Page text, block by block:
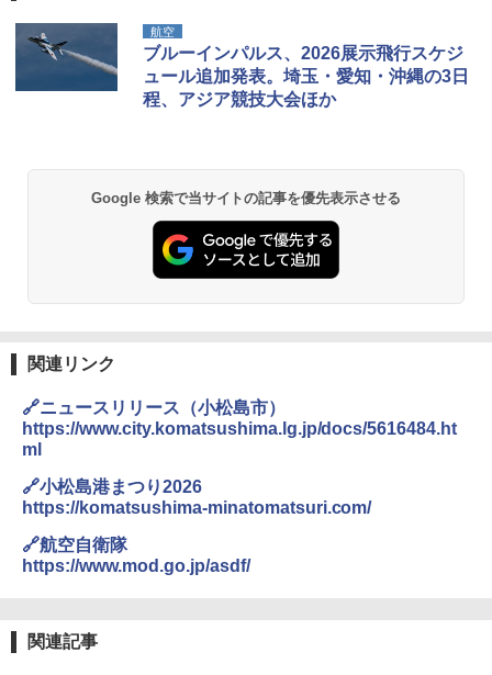
航空
ブルーインパルス、2026展示飛行スケジ
ュール追加発表。埼玉・愛知・沖縄の3日
程、アジア競技大会ほか
Google 検索で当サイトの記事を優先表示させる
関連リンク
🔗ニュースリリース（小松島市）
https://www.city.komatsushima.lg.jp/docs/5616484.ht
ml
🔗小松島港まつり2026
https://komatsushima-minatomatsuri.com/
🔗航空自衛隊
https://www.mod.go.jp/asdf/
関連記事